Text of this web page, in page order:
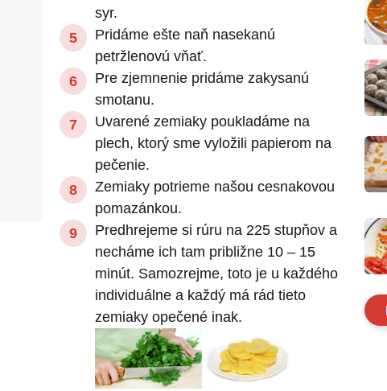
syr.
Pridáme ešte naň nasekanú
petržlenovú vňať.
Pre zjemnenie pridáme zakysanú
smotanu.
Uvarené zemiaky poukladáme na
plech, ktorý sme vyložili papierom na
pečenie.
Zemiaky potrieme našou cesnakovou
pomazánkou.
Predhrejeme si rúru na 225 stupňov a
necháme ich tam približne 10 – 15
minút. Samozrejme, toto je u každého
individuálne a každý má rád tieto
zemiaky opečené inak.